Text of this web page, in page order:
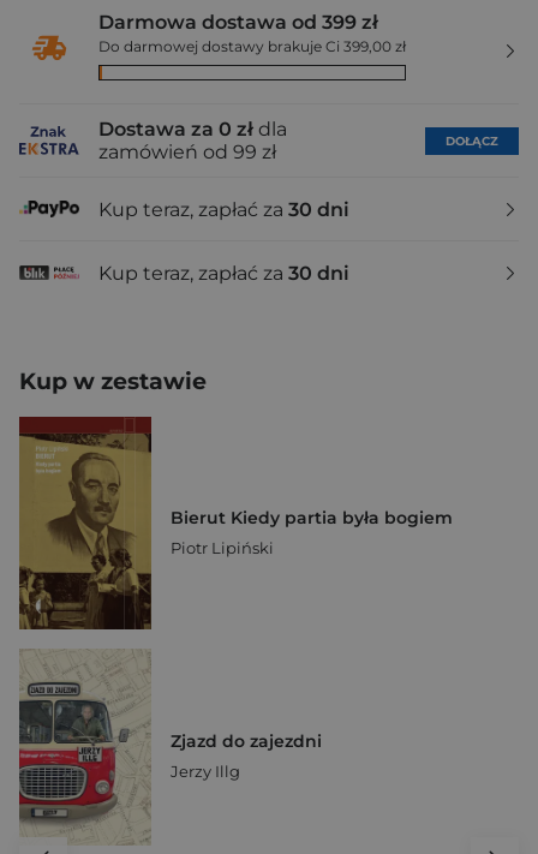
Darmowa dostawa od 399 zł
Do darmowej dostawy brakuje Ci 399,00 zł
Dostawa za 0 zł dla
zamówień od 99 zł
DOŁĄCZ
Kup teraz, zapłać za 30 dni
Kup teraz, zapłać za 30 dni
Kup w zestawie
Bierut Kiedy partia była bogiem
Piotr Lipiński
Zjazd do zajezdni
Jerzy Illg